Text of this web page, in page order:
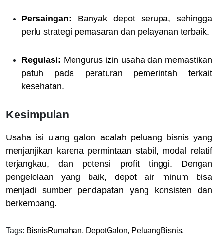
Persaingan: Banyak depot serupa, sehingga
perlu strategi pemasaran dan pelayanan terbaik.
Regulasi: Mengurus izin usaha dan memastikan
patuh pada peraturan pemerintah terkait
kesehatan.
Kesimpulan
Usaha isi ulang galon adalah peluang bisnis yang
menjanjikan karena permintaan stabil, modal relatif
terjangkau, dan potensi profit tinggi. Dengan
pengelolaan yang baik, depot air minum bisa
menjadi sumber pendapatan yang konsisten dan
berkembang.
Tags: BisnisRumahan, DepotGalon, PeluangBisnis,